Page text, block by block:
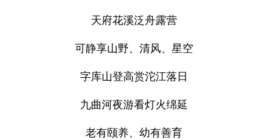
天府花溪泛舟露营
可静享山野、清风、星空
字库山登高赏沱江落日
九曲河夜游看灯火绵延
老有颐养、幼有善育